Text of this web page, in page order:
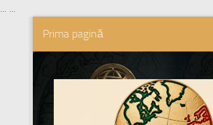
... ...
Skip to content
Prima pagină